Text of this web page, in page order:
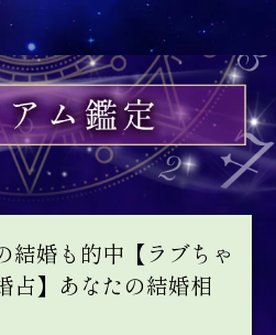
結婚も的中【ラブちゃ
占】あなたの結婚相